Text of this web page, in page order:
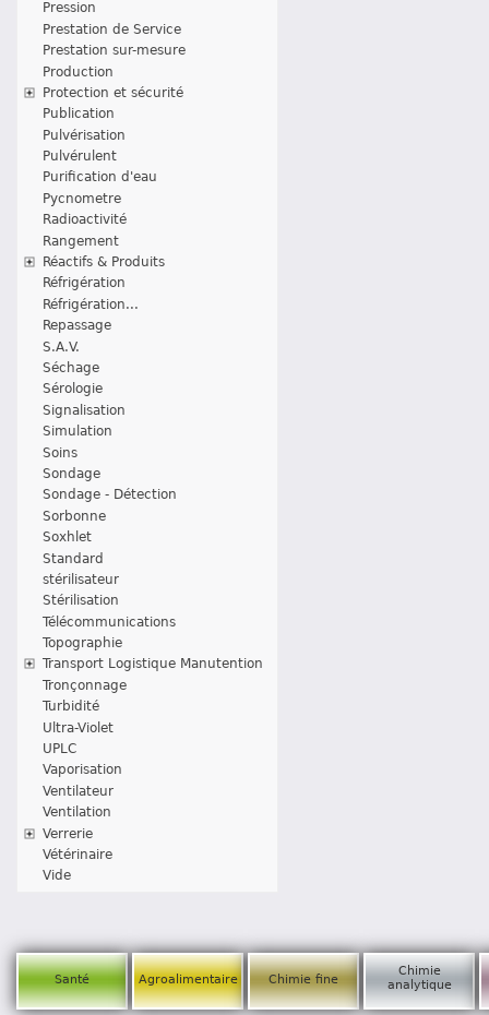
Pression
Prestation de Service
Prestation sur-mesure
Production
Protection et sécurité
Publication
Pulvérisation
Pulvérulent
Purification d'eau
Pycnometre
Radioactivité
Rangement
Réactifs & Produits
Réfrigération
Réfrigération...
Repassage
S.A.V.
Séchage
Sérologie
Signalisation
Simulation
Soins
Sondage
Sondage - Détection
Sorbonne
Soxhlet
Standard
stérilisateur
Stérilisation
Télécommunications
Topographie
Transport Logistique Manutention
Tronçonnage
Turbidité
Ultra-Violet
UPLC
Vaporisation
Ventilateur
Ventilation
Verrerie
Vétérinaire
Vide
Santé Agroalimentaire Chimie fine
Chimie
analytique